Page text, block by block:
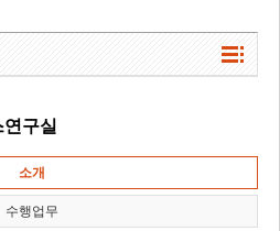
구실
소개
수행업무